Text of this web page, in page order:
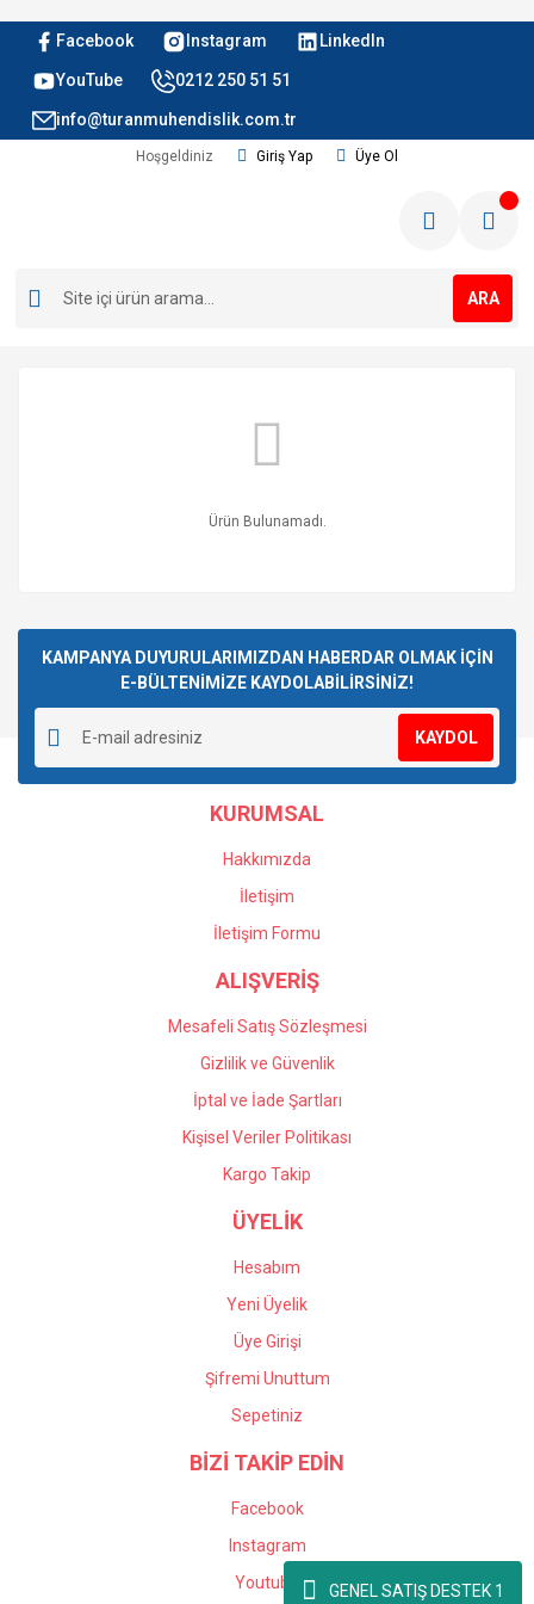
Facebook Instagram LinkedIn
YouTube 0212 250 51 51
info@turanmuhendislik.com.tr
Hoşgeldiniz Giriş Yap Üye Ol
ARA
Ürün Bulunamadı.
KAMPANYA DUYURULARIMIZDAN HABERDAR OLMAK İÇİN
E-BÜLTENİMİZE KAYDOLABİLİRSİNİZ!
KAYDOL
KURUMSAL
Hakkımızda
İletişim
İletişim Formu
ALIŞVERİŞ
Mesafeli Satış Sözleşmesi
Gizlilik ve Güvenlik
İptal ve İade Şartları
Kişisel Veriler Politikası
Kargo Takip
ÜYELİK
Hesabım
Yeni Üyelik
Üye Girişi
Şifremi Unuttum
Sepetiniz
BİZİ TAKİP EDİN
Facebook
Instagram
Youtube
GENEL SATIŞ DESTEK 1